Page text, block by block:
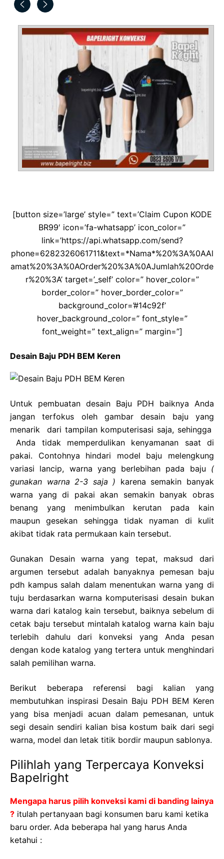
[button size=’large’ style=” text=’Claim Cupon KODE
BR99′ icon=’fa-whatsapp’ icon_color=”
link=’https://api.whatsapp.com/send?
phone=6282326061711&text=*Nama*%20%3A%0AAl
amat%20%3A%0AOrder%20%3A%0AJumlah%20Orde
r%20%3A’ target=’_self’ color=” hover_color=”
border_color=” hover_border_color=”
background_color=’#14c92f’
hover_background_color=” font_style=”
font_weight=” text_align=” margin=”]
Desain Baju PDH BEM Keren
Untuk pembuatan desain Baju PDH baiknya Anda
jangan terfokus oleh gambar desain baju yang
menarik dari tampilan komputerisasi saja, sehingga
Anda tidak memperdulikan kenyamanan saat di
pakai. Contohnya hindari model baju melengkung
variasi lancip, warna yang berlebihan pada baju (
gunakan warna 2-3 saja ) karena semakin banyak
warna yang di pakai akan semakin banyak obras
benang yang menimbulkan kerutan pada kain
maupun gesekan sehingga tidak nyaman di kulit
akibat tidak rata permukaan kain tersebut.
Gunakan Desain warna yang tepat, maksud dari
argumen tersebut adalah banyaknya pemesan baju
pdh kampus salah dalam menentukan warna yang di
tuju berdasarkan warna komputerisasi desain bukan
warna dari katalog kain tersebut, baiknya sebelum di
cetak baju tersebut mintalah katalog warna kain baju
terlebih dahulu dari konveksi yang Anda pesan
dengan kode katalog yang tertera untuk menghindari
salah pemilihan warna.
Berikut beberapa referensi bagi kalian yang
membutuhkan inspirasi Desain Baju PDH BEM Keren
yang bisa menjadi acuan dalam pemesanan, untuk
segi desain sendiri kalian bisa kostum baik dari segi
warna, model dan letak titik bordir maupun sablonya.
Pilihlah yang Terpercaya Konveksi
Bapelright
Mengapa harus pilih konveksi kami di banding lainya
? itulah pertanyaan bagi konsumen baru kami ketika
baru order. Ada beberapa hal yang harus Anda
ketahui :